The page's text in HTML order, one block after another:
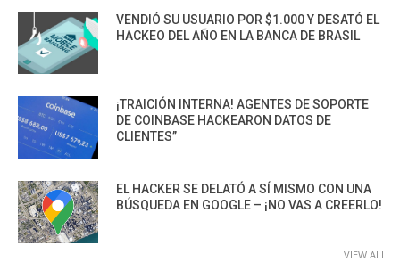
VENDIÓ SU USUARIO POR $1.000 Y DESATÓ EL
HACKEO DEL AÑO EN LA BANCA DE BRASIL
¡TRAICIÓN INTERNA! AGENTES DE SOPORTE
DE COINBASE HACKEARON DATOS DE
CLIENTES”
EL HACKER SE DELATÓ A SÍ MISMO CON UNA
BÚSQUEDA EN GOOGLE – ¡NO VAS A CREERLO!
VIEW ALL